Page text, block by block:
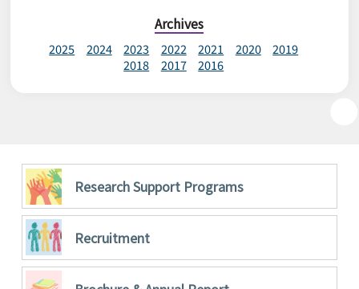
Archives
2025 2024 2023 2022 2021 2020
2019
2018
2017 2016
Research Support Programs
Recruitment